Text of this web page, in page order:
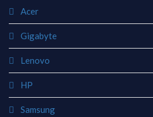
Acer
Gigabyte
Lenovo
HP
Samsung